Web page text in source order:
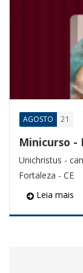
AGOSTO 21
Minicurso -
Unichristus -
Fortaleza - CE
Leia mais